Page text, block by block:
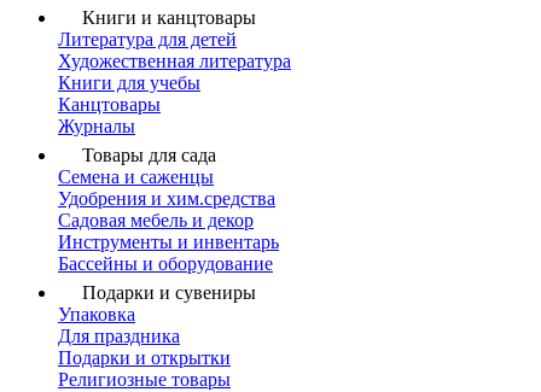
Книги и канцтовары
Литература для детей
Художественная литература
Книги для учебы
Канцтовары
Журналы
Товары для сада
Семена и саженцы
Удобрения и хим.средства
Садовая мебель и декор
Инструменты и инвентарь
Бассейны и оборудование
Подарки и сувениры
Упаковка
Для праздника
Подарки и открытки
Религиозные товары